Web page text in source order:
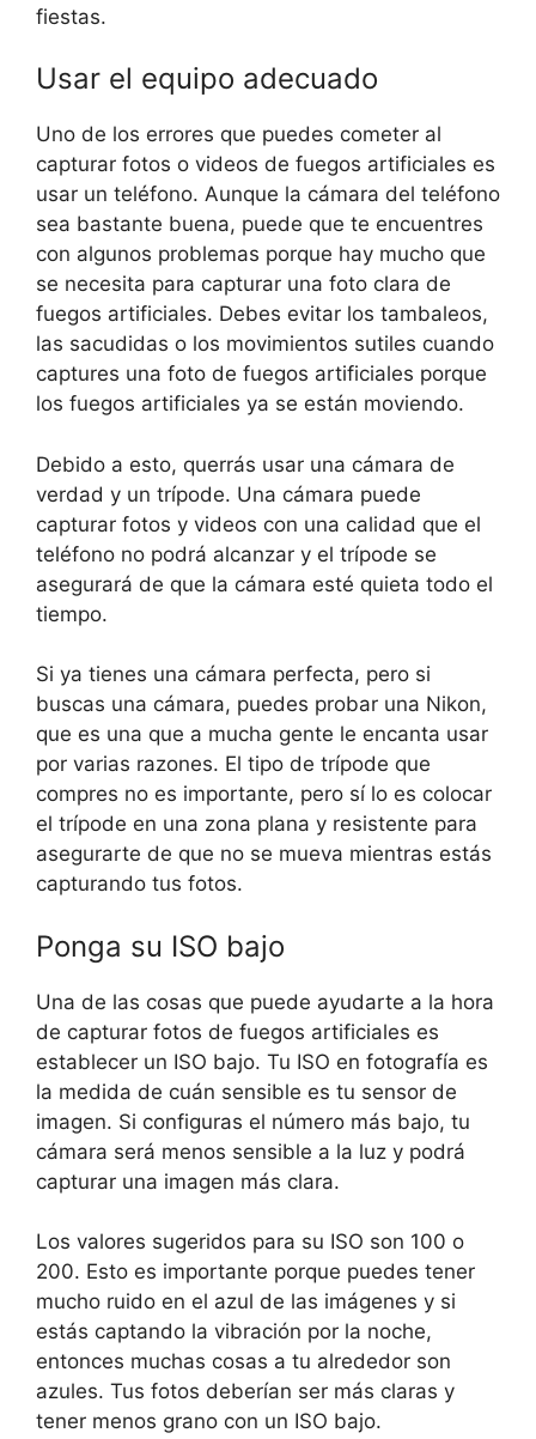
fiestas.
Usar el equipo adecuado
Uno de los errores que puedes cometer al
capturar fotos o videos de fuegos artificiales es
usar un teléfono. Aunque la cámara del teléfono
sea bastante buena, puede que te encuentres
con algunos problemas porque hay mucho que
se necesita para capturar una foto clara de
fuegos artificiales. Debes evitar los tambaleos,
las sacudidas o los movimientos sutiles cuando
captures una foto de fuegos artificiales porque
los fuegos artificiales ya se están moviendo.
Debido a esto, querrás usar una cámara de
verdad y un trípode. Una cámara puede
capturar fotos y videos con una calidad que el
teléfono no podrá alcanzar y el trípode se
asegurará de que la cámara esté quieta todo el
tiempo.
Si ya tienes una cámara perfecta, pero si
buscas una cámara, puedes probar una Nikon,
que es una que a mucha gente le encanta usar
por varias razones. El tipo de trípode que
compres no es importante, pero sí lo es colocar
el trípode en una zona plana y resistente para
asegurarte de que no se mueva mientras estás
capturando tus fotos.
Ponga su ISO bajo
Una de las cosas que puede ayudarte a la hora
de capturar fotos de fuegos artificiales es
establecer un ISO bajo. Tu ISO en fotografía es
la medida de cuán sensible es tu sensor de
imagen. Si configuras el número más bajo, tu
cámara será menos sensible a la luz y podrá
capturar una imagen más clara.
Los valores sugeridos para su ISO son 100 o
200. Esto es importante porque puedes tener
mucho ruido en el azul de las imágenes y si
estás captando la vibración por la noche,
entonces muchas cosas a tu alrededor son
azules. Tus fotos deberían ser más claras y
tener menos grano con un ISO bajo.